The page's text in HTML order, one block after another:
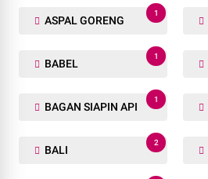
ASPAL GORENG
1
BABEL
1
BAGAN SIAPIN API
1
BALI
2